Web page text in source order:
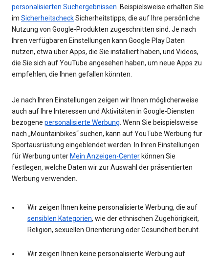
personalisierten Suchergebnissen . Beispielsweise erhalten Sie
im SicherheitscheckSicherheitstipps, die auf Ihre persönliche
Nutzung von Google-Produkten zugeschnitten sind. Je nach
Ihren verfügbaren Einstellungen kann Google Play Daten
nutzen, etwa über Apps, die Sie installiert haben, und Videos,
die Sie sich auf YouTube angesehen haben, um neue Apps zu
empfehlen, die Ihnen gefallen könnten.
Je nach Ihren Einstellungen zeigen wir Ihnen möglicherweise
auch auf Ihre Interessen und Aktivitäten in Google-Diensten
bezogene personalisierte Werbung . Wenn Sie beispielsweise
nach „Mountainbikes“ suchen, kann auf YouTube Werbung für
Sportausrüstung eingeblendet werden. In Ihren Einstellungen
für Werbung unterMein Anzeigen-Centerkönnen Sie
festlegen, welche Daten wir zur Auswahl der präsentierten
Werbung verwenden.
Wir zeigen Ihnen keine personalisierte Werbung, die auf
sensiblen Kategorien, wie der ethnischen Zugehörigkeit,
Religion, sexuellen Orientierung oder Gesundheit beruht.
Wir zeigen Ihnen keine personalisierte Werbung auf